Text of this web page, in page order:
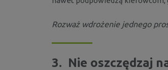
Rozważ wdrożenie jednego
3. Nie oszczędzaj